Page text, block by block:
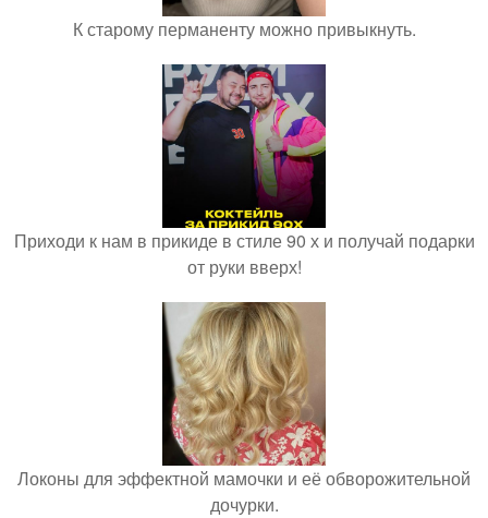
К старому перманенту можно привыкнуть.
Приходи к нам в прикиде в стиле 90 х и получай подарки
от руки вверх!
Локоны для эффектной мамочки и её обворожительной
дочурки.